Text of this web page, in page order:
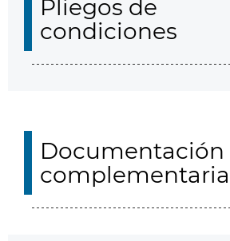
Pliegos de
condiciones
Documentación
complementaria